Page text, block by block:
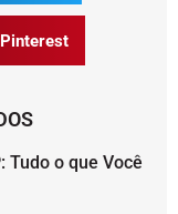
Pinterest
Tudo o que Você